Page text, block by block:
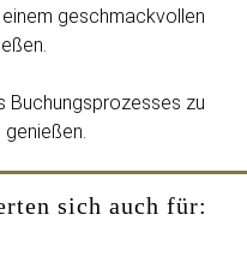
geschmackvollen
Buchungsprozesses zu
genießen.
sich auch für: